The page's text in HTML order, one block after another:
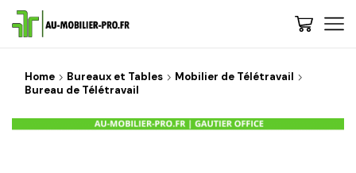
Home Bureaux et Tables
Mobilier de Télétravail
Bureau de Télétravail